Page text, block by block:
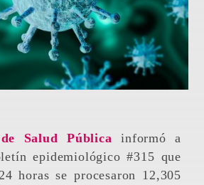
Salud Públicainformó a
epidemiológico #315 que
horas se procesaron 12,305